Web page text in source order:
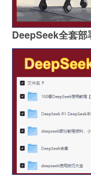
DeepSeek全套部